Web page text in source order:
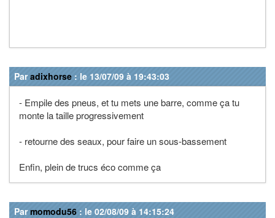
Paradixhorse : le 13/07/09 à 19:43:03
- Empile des pneus, et tu mets une barre, comme ça tu
monte la taille progressivement
- retourne des seaux, pour faire un sous-bassement
Enfin, plein de trucs éco comme ça
Parmomodu56 : le 02/08/09 à 14:15:24